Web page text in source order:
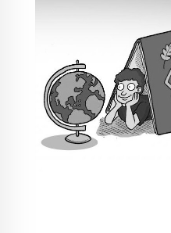
(مواقف برّاك وأحداث
إلا أنهما نتاج عطب في
مجتمعات متناقضة
قاصرة.